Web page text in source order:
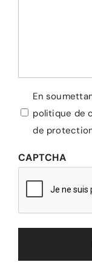
privée
En
politique de
de
CAPTCHA